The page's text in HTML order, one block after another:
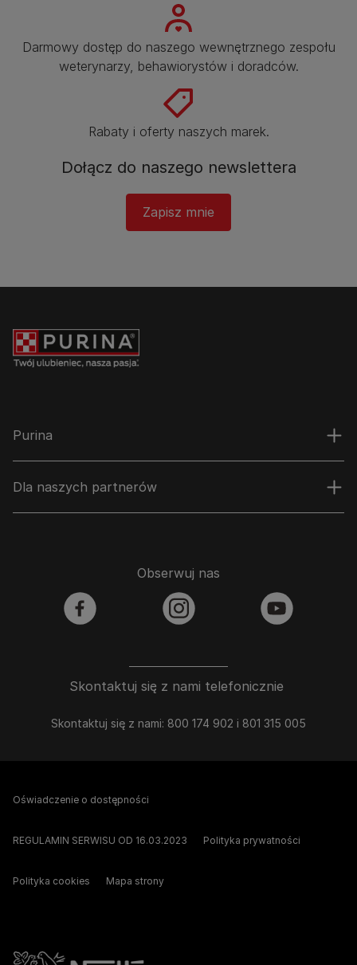
Darmowy dostęp do naszego wewnętrznego zespołu
weterynarzy, behawiorystów i doradców.​
Rabaty i oferty naszych marek.​
Dołącz do naszego newslettera​
Zapisz mnie
Purina
Dla naszych partnerów
Skontaktuj się z nami telefonicznie
Skontaktuj się z nami: 800 174 902 i 801 315 005
Obserwuj nas
facebook instagram youtube
Oświadczenie o dostępności
REGULAMIN SERWISU OD 16.03.2023 Polityka prywatności
Polityka cookies Mapa strony